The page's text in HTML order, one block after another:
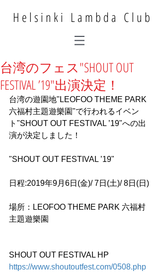
Helsinki Lambda Club
台湾のフェス"SHOUT OUT
FESTIVAL ’19"出演決定！
台湾の遊園地"LEOFOO THEME PARK
六福村主題遊樂園"で行われるイベン
ト"SHOUT OUT FESTIVAL ’19"への出
演が決定しました！
"SHOUT OUT FESTIVAL ’19"
日程:2019年9月6日(金)/ 7日(土)/ 8日(日)
場所：LEOFOO THEME PARK 六福村
主題遊樂園
SHOUT OUT FESTIVAL HP
https://www.shoutoutfest.com/0508.php